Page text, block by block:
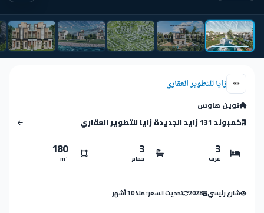
زايا للتطوير العقاري
توين هاوس
كمبوند 131 زايد الجديدة زايا للتطوير العقاري
3
غرف
3
حمام
180
m²
شارع رئيسي 2028 تحديث السعر: منذ 10 أشهر